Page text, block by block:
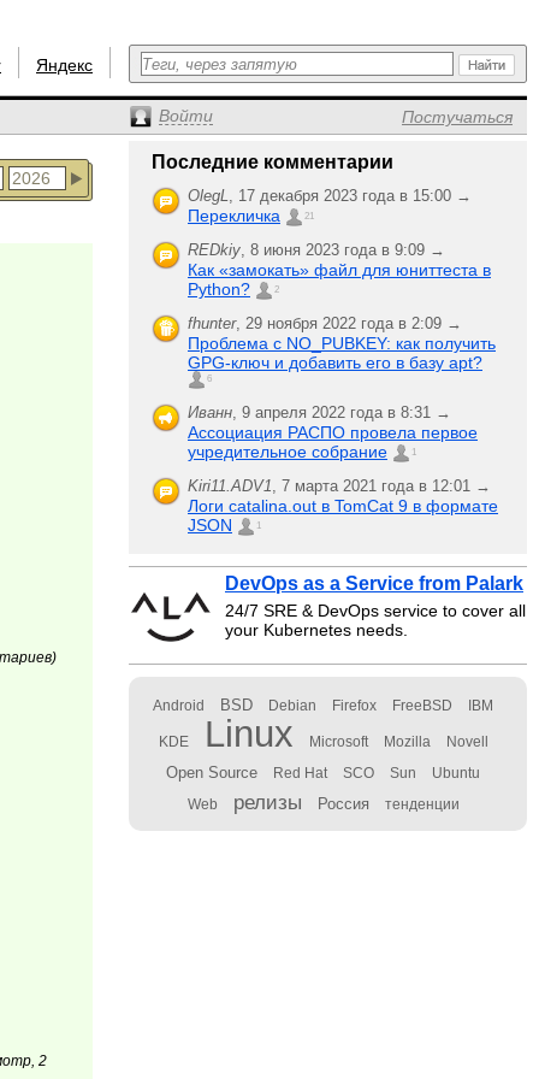
Яндекс
Войти Постучаться
2
Последние комментарии
OlegL, 17 декабря 2023 года в 15:00 →
Перекличка 21
REDkiy, 8 июня 2023 года в 9:09 →
Как «замокать» файл для юниттеста в
Python?
2
fhunter, 29 ноября 2022 года в 2:09 →
Проблема с NO_PUBKEY: как получить
GPG-ключ и добавить его в базу apt?
6
Иванн, 9 апреля 2022 года в 8:31 →
Ассоциация РАСПО провела первое
учредительное собрание
1
Kiri11.ADV1, 7 марта 2021 года в 12:01 →
Логи catalina.out в TomCat 9 в формате
JSON
1
DevOps as a Service from Palark
24/7 SRE & DevOps service to cover all
your Kubernetes needs.
Android BSD Debian Firefox FreeBSD IBM
KDE Linux Microsoft Mozilla Novell
Open Source Red Hat SCO Sun Ubuntu
Web релизы Россия тенденции